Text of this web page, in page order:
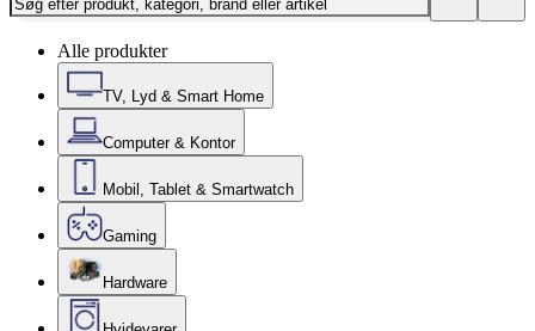
Alle produkter
TV, Lyd & Smart Home
Computer & Kontor
Mobil, Tablet & Smartwatch
Gaming
Hardware